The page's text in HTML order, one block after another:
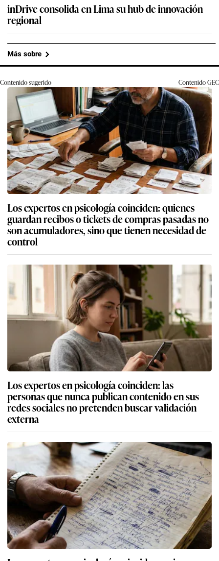
inDrive consolida en Lima su hub de innovación
regional
Más sobre
Contenido sugerido ContenidoGEC
Los expertos en psicología coinciden: quienes
guardan recibos o tickets de compras pasadas no
son acumuladores, sino que tienen necesidad de
control
Los expertos en psicología coinciden: las
personas que nunca publican contenido en sus
redes sociales no pretenden buscar validación
externa